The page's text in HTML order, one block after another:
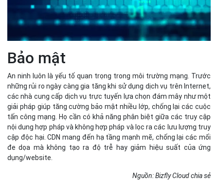
Bảo mật
An ninh luôn là yếu tố quan trọng trong môi trường mạng. Trước
những rủi ro ngày càng gia tăng khi sử dụng dịch vụ trên Internet,
các nhà cung cấp dịch vụ trực tuyến lựa chọn đám mây như một
giải pháp giúp tăng cường bảo mật nhiều lớp, chống lại các cuộc
tấn công mạng. Họ cần có khả năng phân biệt giữa các truy cập
nội dung hợp pháp và không hợp pháp và lọc ra các lưu lượng truy
cập độc hại. CDN mang đến hạ tầng mạnh mẽ, chống lại các mối
đe dọa mà không tạo ra độ trễ hay giảm hiệu suất của ứng
dụng/website.
Nguồn: Bizfly Cloud chia sẻ